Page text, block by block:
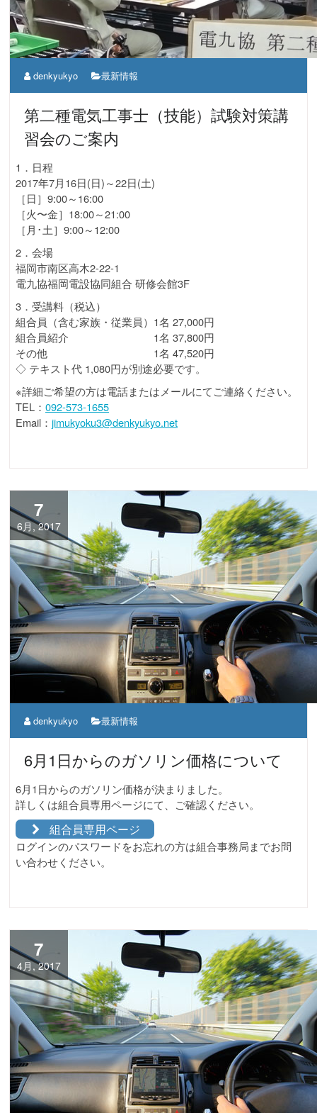
denkyukyo 最新情報
第二種電気工事士（技能）試験対策講
習会のご案内
1．日程
2017年7月16日(日)～22日(土)
［日］9:00～16:00
［火〜金］18:00～21:00
［月･土］9:00～12:00
2．会場
福岡市南区高木2-22-1
電九協福岡電設協同組合 研修会館3F
3．受講料（税込）
組合員（含む家族・従業員）1名 27,000円
組合員紹介 1名 37,800円
その他 1名 47,520円
◇ テキスト代 1,080円が別途必要です。
※詳細ご希望の方は電話またはメールにてご連絡ください。
TEL：092-573-1655
Email：jimukyoku3@denkyukyo.net
7
6月, 2017
denkyukyo 最新情報
6月1日からのガソリン価格について
6月1日からのガソリン価格が決まりました。
詳しくは組合員専用ページにて、ご確認ください。
組合員専用ページ
ログインのパスワードをお忘れの方は組合事務局までお問
い合わせください。
7
4月, 2017